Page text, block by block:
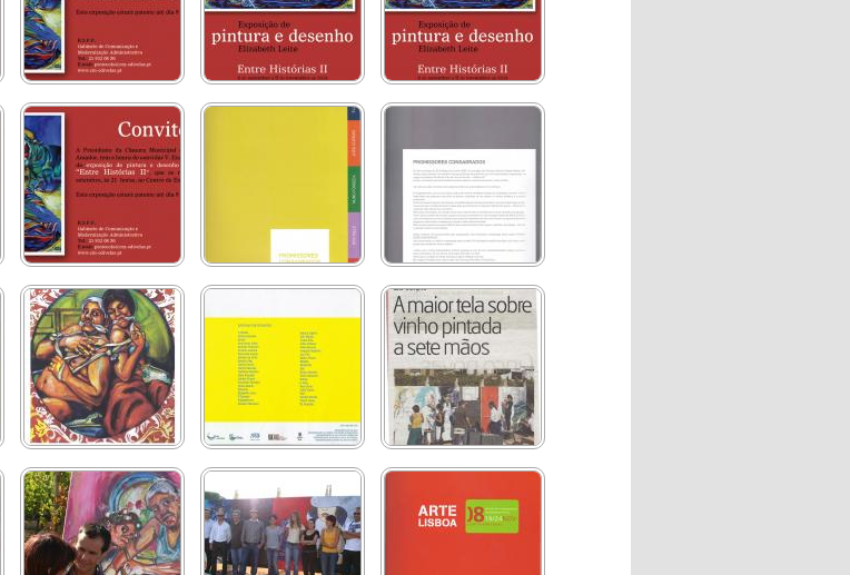
Entre Histórias II Entre Histórias II Entre Histórias II
Entre Histórias II Galeria do JN Porto Promissores Consagrados